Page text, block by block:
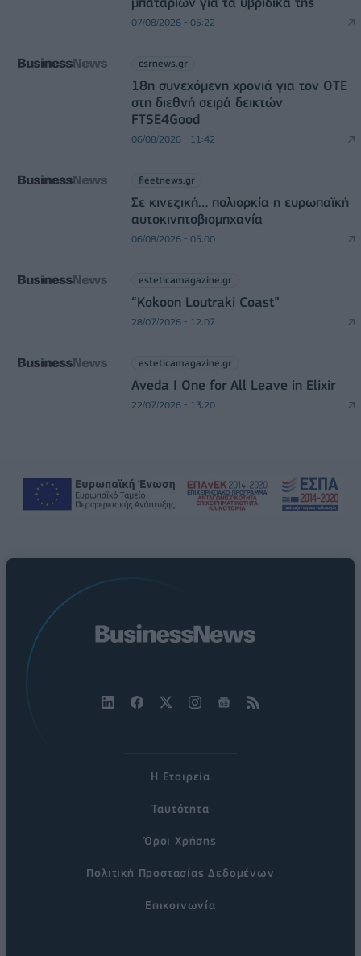
07/08/2026 - 05:22
csrnews.gr
18η συνεχόμενη χρονιά για τον ΟΤΕ
στη διεθνή σειρά δεικτών
FTSE4Good
06/08/2026 - 11:42
fleetnews.gr
Σε κινεζική… πολιορκία η ευρωπαϊκή
αυτοκινητοβιομηχανία
06/08/2026 - 05:00
esteticamagazine.gr
“Kokoon Loutraki Coast”
28/07/2026 - 12:07
esteticamagazine.gr
Aveda I One for All Leave in Elixir
22/07/2026 - 13:20
Η Εταιρεία
Ταυτότητα
Όροι Χρήσης
Πολιτική Προστασίας Δεδομένων
Επικοινωνία